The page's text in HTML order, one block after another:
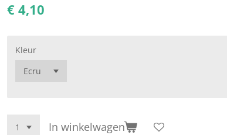
€ 4,10
Kleur
In winkelwagen